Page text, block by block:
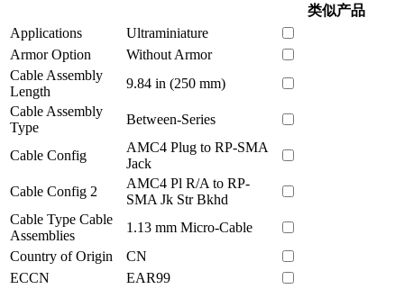
类似产品
Applications
Ultraminiature
Armor Option
Without Armor
Cable Assembly
Length
9.84 in (250 mm)
Cable Assembly
Type
Between-Series
Cable Config
AMC4 Plug to RP-SMA
Jack
Cable Config 2
AMC4 Pl R/A to RP-
SMA Jk Str Bkhd
Cable Type Cable
Assemblies
1.13 mm Micro-Cable
Country of Origin
CN
ECCN
EAR99